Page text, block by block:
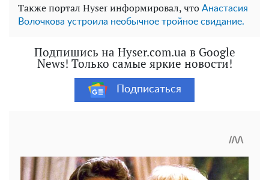
Также портал Hyser информировал, что Анастасия
Волочкова устроила необычное тройное свидание.
Подпишись на Hyser.com.ua в Google
News! Только самые яркие новости!
Подписаться